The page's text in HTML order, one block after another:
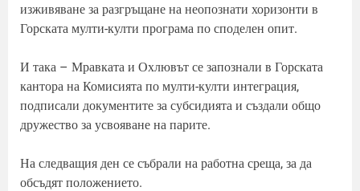
изживяване за разгръщане на неопознати хоризонти в
Горската мулти-култи програма по споделен опит.
И така – Мравката и Охлювът се запознали в Горската
кантора на Комисията по мулти-култи интеграция,
подписали документите за субсидията и създали общо
дружество за усвояване на парите.
На следващия ден се събрали на работна среща, за да
обсъдят положението.